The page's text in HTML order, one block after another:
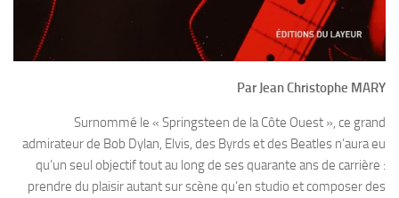
Par Jean Christophe MARY
Surnommé le « Springsteen de la Côte Ouest », ce grand
admirateur de Bob Dylan, Elvis, des Byrds et des Beatles n’aura eu
qu’un seul objectif tout au long de ses quarante ans de carrière :
prendre du plaisir autant sur scène qu’en studio et composer des